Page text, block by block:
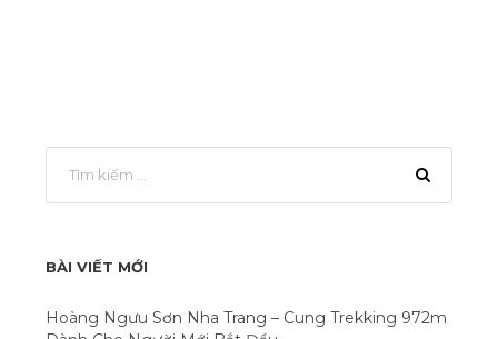
BÀI VIẾT MỚI
Hoàng Ngưu Sơn Nha Trang – Cung Trekking 972m